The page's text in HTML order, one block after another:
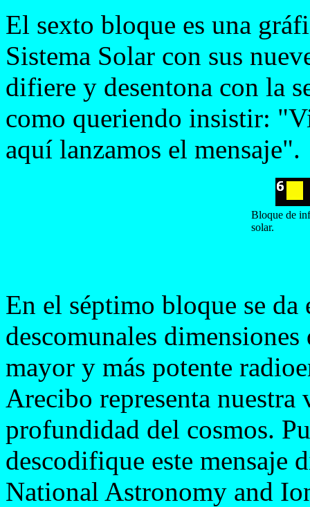
El sexto bloque es una
Sistema Solar con sus
difiere y desentona con la
como queriendo insistir:
aquí lanzamos el mensaje".
Bloque de
solar.
En el séptimo bloque se
descomunales
mayor y más potente
Arecibo representa
profundidad del cosmos.
descodifique este mensaje
National Astronomy and